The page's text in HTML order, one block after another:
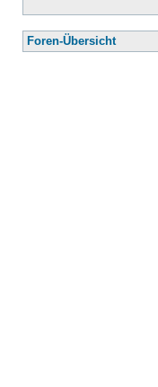
Foren-Übersicht